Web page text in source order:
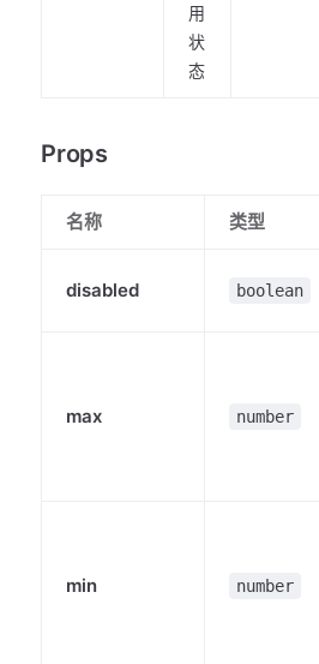
用
状
态
Props
名称 类型
disabled boolean
max number
min number